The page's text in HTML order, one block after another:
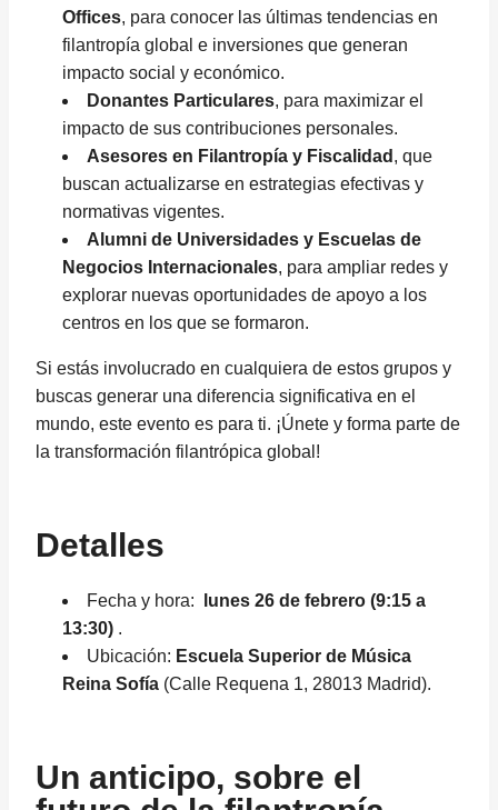
Offices, para conocer las últimas tendencias en
filantropía global e inversiones que generan
impacto social y económico.
Donantes Particulares, para maximizar el
impacto de sus contribuciones personales.
Asesores en Filantropía y Fiscalidad , que
buscan actualizarse en estrategias efectivas y
normativas vigentes.
Alumni de Universidades y Escuelas de
Negocios Internacionales, para ampliar redes y
explorar nuevas oportunidades de apoyo a los
centros en los que se formaron.
Si estás involucrado en cualquiera de estos grupos y
buscas generar una diferencia significativa en el
mundo, este evento es para ti. ¡Únete y forma parte de
la transformación filantrópica global!
Detalles
Fecha y hora:
lunes 26 de febrero (9:15 a
13:30) .
Ubicación: Escuela Superior de Música
Reina Sofía (Calle Requena 1, 28013 Madrid).
Un anticipo, sobre el